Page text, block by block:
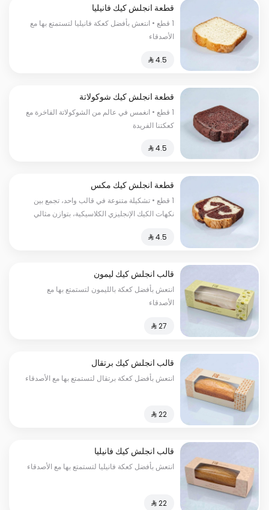
قطعة انجلش كيك فانيليا
1 قطع • انتعش بأفضل كعكة فانيليا لتستمتع بها مع
الأصدقاء
قطعة انجلش كيك شوكولاتة
1 قطع • انغمس في عالم من الشوكولاتة الفاخرة مع
كعكتنا الفريدة
قطعة انجلش كيك مكس
1 قطع • تشكيلة متنوعة في قالب واحد، تجمع بين
نكهات الكيك الإنجليزي الكلاسيكية، بتوازن مثالي
قالب انجلش كيك ليمون
انتعش بأفضل كعكة بالليمون لتستمتع بها مع
الأصدقاء
قالب انجلش كيك برتقال
انتعش بأفضل كعكة برتقال لتستمتع بها مع الأصدقاء
⁨⁦‪‬ 22⁩
قالب انجلش كيك فانيليا
انتعش بأفضل كعكة فانيليا لتستمتع بها مع الأصدقاء
⁨⁦‪‬ 22⁩